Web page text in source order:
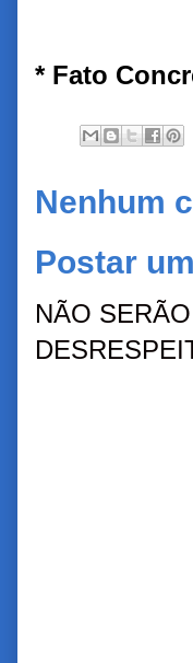
* Fato
Nenhum
Postar
NÃO